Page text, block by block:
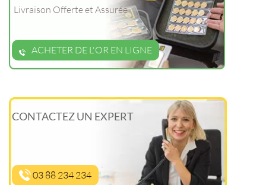
Livraison Offerte et Assurée
ACHETER DE L'OR EN LIGNE
CONTACTEZ UN EXPERT
03 88 234 234